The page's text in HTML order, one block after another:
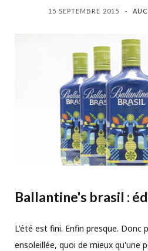
15 SEPTEMBRE 2015
Ballantine's brasil :
L'été est fini. Enfin presque. Donc
ensoleillée, quoi de mieux qu'une